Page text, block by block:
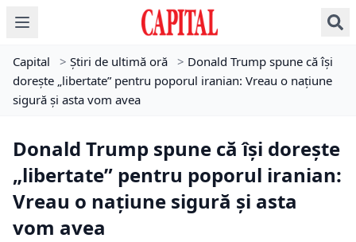
Capital > Știri de ultimă oră > Donald Trump spune că își
dorește „libertate” pentru poporul iranian: Vreau o națiune
sigură și asta vom avea
Donald Trump spune că își dorește
„libertate” pentru poporul iranian:
Vreau o națiune sigură și asta
vom avea